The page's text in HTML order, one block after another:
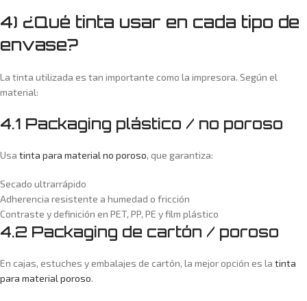
4) ¿Qué tinta usar en cada tipo de
envase?
La tinta utilizada es tan importante como la impresora. Según el
material:
4.1 Packaging plástico / no poroso
Usa tinta para material no poroso, que garantiza:
Secado ultrarrápido
Adherencia resistente a humedad o fricción
Contraste y definición en PET, PP, PE y film plástico
4.2 Packaging de cartón / poroso
En cajas, estuches y embalajes de cartón, la mejor opción es la tinta
para material poroso.